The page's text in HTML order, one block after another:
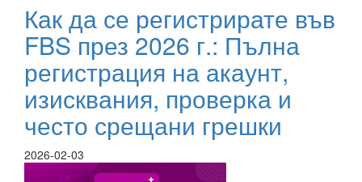
Как да се регистрирате във
FBS през 2026 г.: Пълна
регистрация на акаунт,
изисквания, проверка и
често срещани грешки
2026-02-03